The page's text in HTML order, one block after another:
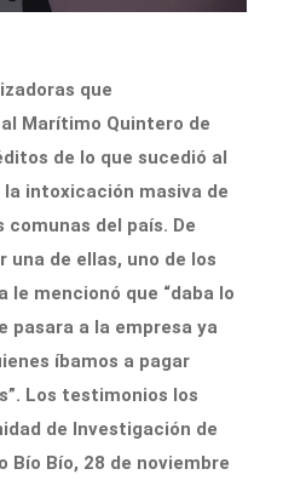
que
Marítimo Quintero de
de lo que sucedió al
intoxicación masiva de
del país. De
una de ellas, uno de los
le mencionó que “daba lo
pasara a la empresa ya
íbamos a pagar
Los testimonios los
de Investigación de
Bío Bío, 28 de noviembre